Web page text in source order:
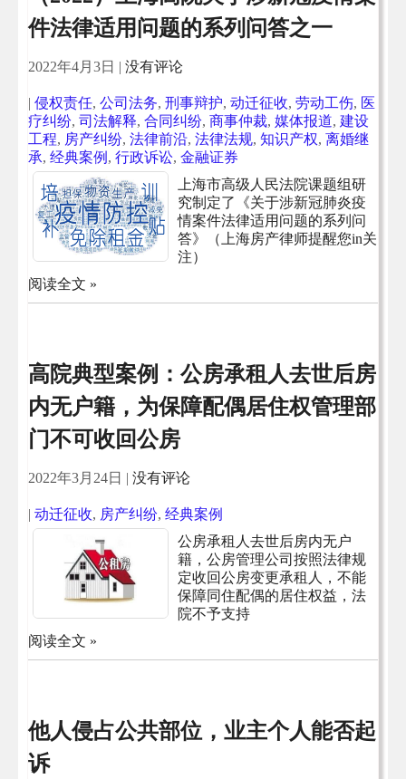
件法律适用问题的系列问答之一
2022年4月3日 | 没有评论
| 侵权责任, 公司法务, 刑事辩护, 动迁征收, 劳动工伤, 医
疗纠纷, 司法解释, 合同纠纷, 商事仲裁, 媒体报道, 建设
工程, 房产纠纷, 法律前沿, 法律法规, 知识产权, 离婚继
承, 经典案例 , 行政诉讼, 金融证券
上海市高级人民法院课题组研
究制定了《关于涉新冠肺炎疫
情案件法律适用问题的系列问
答》（上海房产律师提醒您in关
注）
阅读全文 »
高院典型案例：公房承租人去世后房
内无户籍，为保障配偶居住权管理部
门不可收回公房
2022年3月24日 | 没有评论
| 动迁征收, 房产纠纷, 经典案例
公房承租人去世后房内无户
籍，公房管理公司按照法律规
定收回公房变更承租人，不能
保障同住配偶的居住权益，法
院不予支持
阅读全文 »
他人侵占公共部位，业主个人能否起
诉